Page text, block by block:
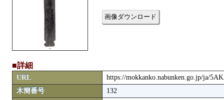
画像ダウンロード
■詳細
URL
https://mokkanko.nabunken.go.jp/ja/
木簡番号
132